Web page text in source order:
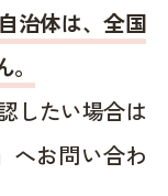
治体は、全国
したい場合は
へお問い合わ